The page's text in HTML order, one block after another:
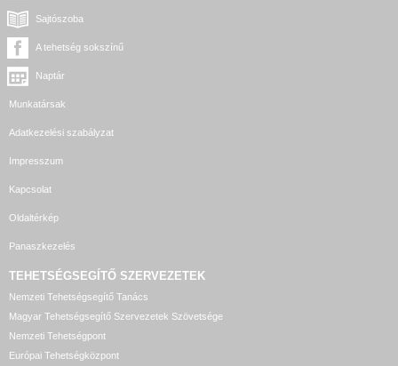
Sajtószoba
A tehetség sokszínű
Naptár
Munkatársak
Adatkezelési szabályzat
Impresszum
Kapcsolat
Oldaltérkép
Panaszkezelés
TEHETSÉGSEGÍTŐ SZERVEZETEK
Nemzeti Tehetségsegítő Tanács
Magyar Tehetségsegítő Szervezetek Szövetsége
Nemzeti Tehetségpont
Európai Tehetségközpont